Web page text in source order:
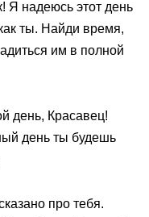
Я надеюсь этот день
ты. Найди время,
им в полной
день, Красавец!
день ты будешь
про тебя.